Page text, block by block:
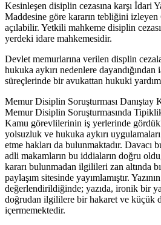
Kesinleşen disiplin cezasına karşı İdari
Maddesine göre kararın tebliğini
açılabilir. Yetkili mahkeme disiplin
yerdeki idare mahkemesidir.
Devlet memurlarına verilen displin
hukuka aykırı nedenlere
süreçlerinde bir avukattan hukuki yardım
Memur Disiplin Soruşturması Danıştay
Memur Disiplin Soruşturmasında
Kamu görevlilerinin iş yerlerinde
yolsuzluk ve hukuka aykırı
etme hakları da bulunmaktadır. Davacı
adli makamların bu iddiaların doğru
kararı bulunmadan ilgilileri zan altında
paylaşım sitesinde yayımlamıştır.
değerlendirildiğinde; yazıda, ironik bir
doğrudan ilgililere bir hakaret ve küçük
içermemektedir.